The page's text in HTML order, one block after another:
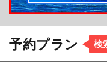
予約プラン 検